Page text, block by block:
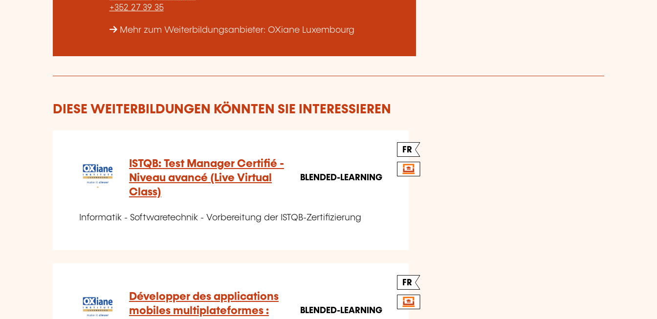
+352 27 39 35
Mehr zum Weiterbildungsanbieter: OXiane Luxembourg
DIESE WEITERBILDUNGEN KÖNNTEN SIE INTERESSIEREN
FR
ISTQB: Test Manager Certifié -
Niveau avancé (Live Virtual
Class)
BLENDED-LEARNING
Informatik - Softwaretechnik - Vorbereitung der ISTQB-Zertifizierung
FR
Développer des applications
mobiles multiplateformes :
BLENDED-LEARNING